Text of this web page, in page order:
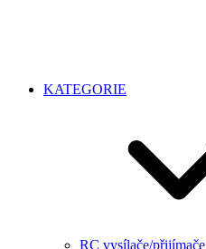
KATEGORIE
RC vysílače/přijímače